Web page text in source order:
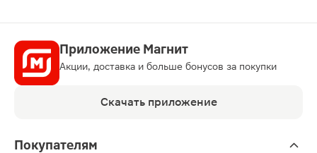
Приложение Магнит
Акции, доставка и больше бонусов за покупки
Скачать приложение
Покупателям